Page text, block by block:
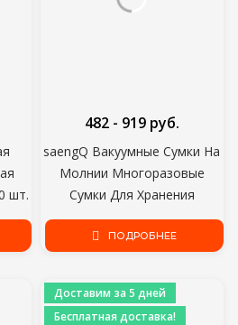
шт.
saengQ Вакуумные Сумки На
Молнии Многоразовые
Сумки Для Хранения
Пищевых Продуктов
Вакуумный Мешок Для
Герметика BPA Бесплатно 5
шт. Или 10 шт. /лот
482 - 919 руб.
ПОДРОБНЕЕ
Доставим за 5 дней
Бесплатная доставка!